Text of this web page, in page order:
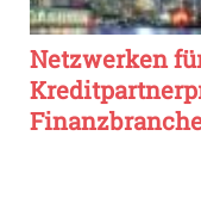
Netzwerken